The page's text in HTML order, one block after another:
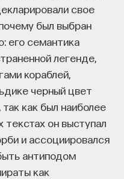
свое
был выбран
его семантика
легенде,
кораблей,
черный цвет
как был наиболее
текстах он выступал
и ассоциировался
антиподом
как